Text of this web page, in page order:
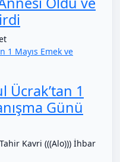
Ücrak’tan 1
Günü
Kavri (((Alo))) İhbar